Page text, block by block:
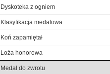
Dyskoteka z ogniem
Klasyfikacja medalowa
Koń zapamiętał
Loża honorowa
Medal do zwrotu